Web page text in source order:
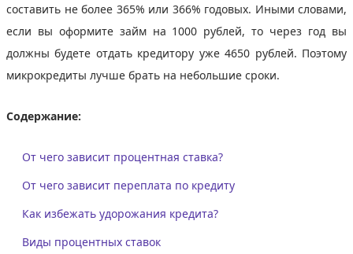
составить не более 365% или 366% годовых. Иными словами,
если вы оформите займ на 1000 рублей, то через год вы
должны будете отдать кредитору уже 4650 рублей. Поэтому
микрокредиты лучше брать на небольшие сроки.
Содержание:
От чего зависит процентная ставка?
От чего зависит переплата по кредиту
Как избежать удорожания кредита?
Виды процентных ставок